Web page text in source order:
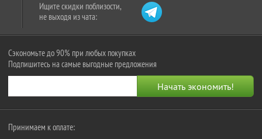
Ищите скидки поблизости,
не выходя из чата:
Сэкономьте до 90% при любых покупках
Подпишитесь на самые выгодные предложения
Принимаем к оплате: